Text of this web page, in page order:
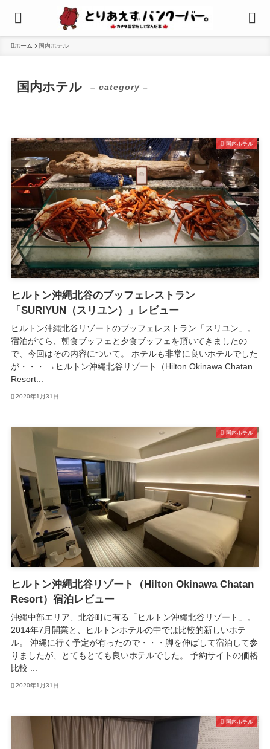
ホーム 国内ホテル
国内ホテル – category –
国内ホテル
ヒルトン沖縄北谷のブッフェレストラン
「SURIYUN（スリユン）」レビュー
ヒルトン沖縄北谷リゾートのブッフェレストラン「スリユン」。
宿泊がてら、朝食ブッフェと夕食ブッフェを頂いてきましたの
で、今回はその内容について。 ホテルも非常に良いホテルでした
が・・・ →ヒルトン沖縄北谷リゾート（Hilton Okinawa Chatan
Resort...
2020年1月31日
国内ホテル
ヒルトン沖縄北谷リゾート（Hilton Okinawa Chatan
Resort）宿泊レビュー
沖縄中部エリア、北谷町に有る「ヒルトン沖縄北谷リゾート」。
2014年7月開業と、ヒルトンホテルの中では比較的新しいホテ
ル。 沖縄に行く予定が有ったので・・・脚を伸ばして宿泊して参
りましたが、とてもとても良いホテルでした。 予約サイトの価格
比較 ...
2020年1月31日
国内ホテル